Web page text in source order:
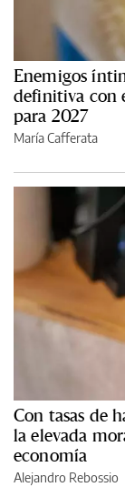
Enemigos
definitiva con
para 2027
María Cafferata
Con tasas de
la elevada
economía
Alejandro Rebossio